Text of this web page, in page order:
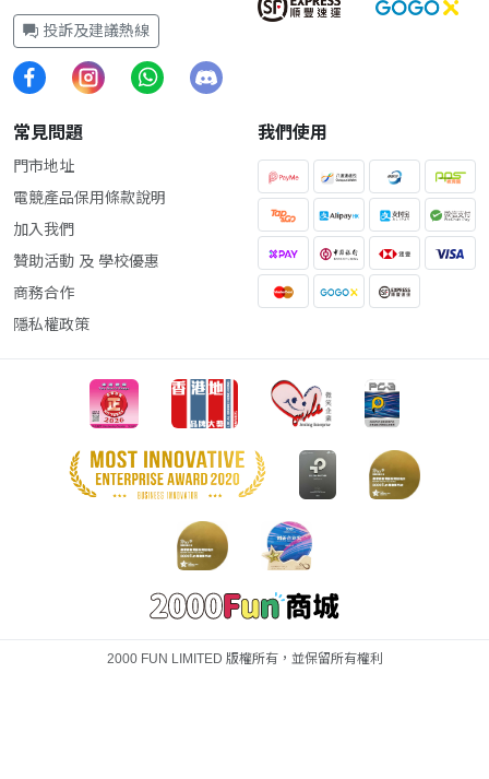
投訴及建議熱線
常見問題
門市地址
電競產品保用條款說明
加入我們
贊助活動 及 學校優惠
商務合作
隱私權政策
我們使用
2000 FUN LIMITED 版權所有，並保留所有權利